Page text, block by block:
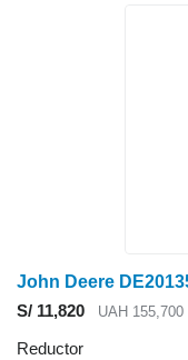
S/ 11,820 UAH 155,700
Reductor